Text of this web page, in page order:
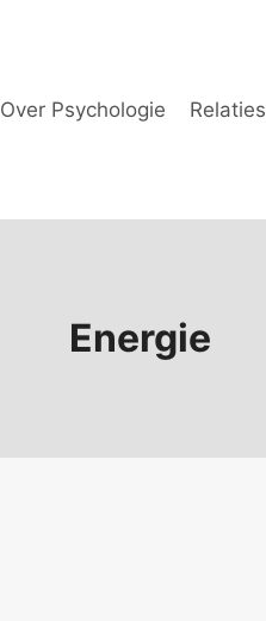
Over Psychologie Relaties
Energie